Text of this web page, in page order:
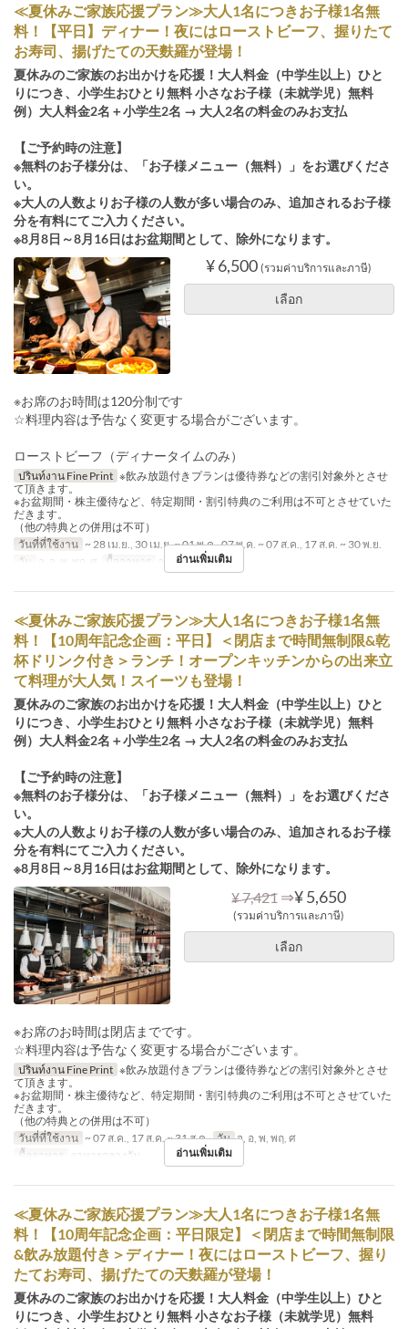
≪夏休みご家族応援プラン≫大人1名につきお子様1名無
料！【平日】ディナー！夜にはローストビーフ、握りたて
お寿司、揚げたての天麩羅が登場！
夏休みのご家族のお出かけを応援！大人料金（中学生以上）ひと
りにつき、小学生おひとり無料 小さなお子様（未就学児）無料
例）大人料金2名＋小学生2名 → 大人2名の料金のみお支払
【ご予約時の注意】
※無料のお子様分は、「お子様メニュー（無料）」をお選びくださ
い。
※大人の人数よりお子様の人数が多い場合のみ、追加されるお子様
分を有料にてご入力ください。
※8月8日～8月16日はお盆期間として、除外になります。
¥ 6,500 (รวมค่าบริการและภาษี)
เลือก
※お席のお時間は120分制です
☆料理内容は予告なく変更する場合がございます。
ローストビーフ（ディナータイムのみ）
ปรินท์งาน Fine Print ※飲み放題付きプランは優待券などの割引対象外とさせ
て頂きます。
※お盆期間・株主優待など、特定期間・割引特典のご利用は不可とさせていた
だきます。
（他の特典との併用は不可）
วันที่ที่ใช้งาน ~ 28 เม.ย., 30 เม.ย. ~ 01 พ.ค., 07 พ.ค. ~ 07 ส.ค., 17 ส.ค. ~ 30 พ.ย.
วัน
จ, อ, พ, พฤ, ศ มื้ออาหาร อาหารเย็น
อ่านเพิ่มเติม
≪夏休みご家族応援プラン≫大人1名につきお子様1名無
料！【10周年記念企画：平日】＜閉店まで時間無制限&乾
杯ドリンク付き＞ランチ！オープンキッチンからの出来立
て料理が大人気！スイーツも登場！
夏休みのご家族のお出かけを応援！大人料金（中学生以上）ひと
りにつき、小学生おひとり無料 小さなお子様（未就学児）無料
例）大人料金2名＋小学生2名 → 大人2名の料金のみお支払
【ご予約時の注意】
※無料のお子様分は、「お子様メニュー（無料）」をお選びくださ
い。
※大人の人数よりお子様の人数が多い場合のみ、追加されるお子様
分を有料にてご入力ください。
※8月8日～8月16日はお盆期間として、除外になります。
¥ 7,421 ⇒¥ 5,650
(รวมค่าบริการและภาษี)
เลือก
※お席のお時間は閉店までです。
☆料理内容は予告なく変更する場合がございます。
ปรินท์งาน Fine Print ※飲み放題付きプランは優待券などの割引対象外とさせ
て頂きます。
※お盆期間・株主優待など、特定期間・割引特典のご利用は不可とさせていた
だきます。
（他の特典との併用は不可）
วันที่ที่ใช้งาน ~ 07 ส.ค., 17 ส.ค. ~ 31 ส.ค. วัน จ, อ, พ, พฤ, ศ
มื้ออาหาร
อาหารกลางวัน อ่านเพิ่มเติม
≪夏休みご家族応援プラン≫大人1名につきお子様1名無
料！【10周年記念企画：平日限定】＜閉店まで時間無制限
&飲み放題付き＞ディナー！夜にはローストビーフ、握り
たてお寿司、揚げたての天麩羅が登場！
夏休みのご家族のお出かけを応援！大人料金（中学生以上）ひと
りにつき、小学生おひとり無料 小さなお子様（未就学児）無料